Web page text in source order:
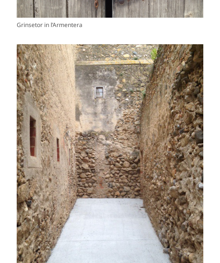
Grinsetor in l’Armentera